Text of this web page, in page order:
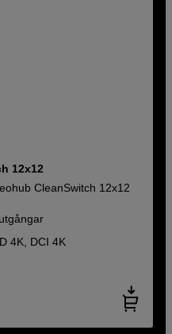
12x12
CleanSwitch 12x12
4K, DCI 4K